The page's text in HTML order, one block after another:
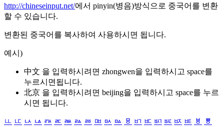
http://chineseinput.net/에서 pinyin(병음)방식으로 중국어를 변환
할 수 있습니다.
변환된 중국어를 복사하여 사용하시면 됩니다.
예시)
中文 을 입력하시려면 zhongwen을 입력하시고 space를
누르시면됩니다.
北京 을 입력하시려면 beijing을 입력하시고 space를 누르
시면 됩니다.
ㅥ ㅦ ㅧ ㅨ ㅩ ㅪ ㅫ ㅬ ㅭ ㅮ ㅯ ㅰ ㅱ ㅲ ㅳ ㅴ ㅵ ㅶ ㅷ ㅸ
ㅹ